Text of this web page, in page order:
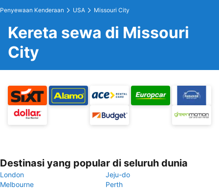
Penyewaan Kenderaan USA Missouri City
Kereta sewa di Missouri
City
Destinasi yang popular di seluruh dunia
London
Jeju-do
Melbourne
Perth